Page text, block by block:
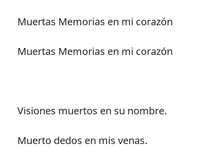
Muertas Memorias en mi corazón
Muertas Memorias en mi corazón
Visiones muertos en su nombre.
Muerto dedos en mis venas.